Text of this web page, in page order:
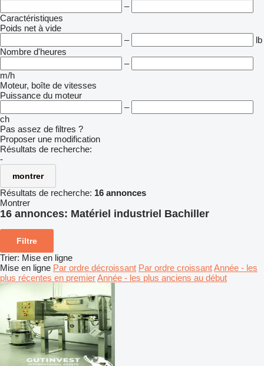
–
Caractéristiques
Poids net à vide
–
lb
Nombre d'heures
–
m/h
Moteur, boîte de vitesses
Puissance du moteur
–
ch
Pas assez de filtres ?
Proposer une modification
Résultats de recherche:
-
montrer
Résultats de recherche: 16 annonces
Montrer
16 annonces: Matériel industriel Bachiller
Filtre
Trier: Mise en ligne
Mise en ligne Par ordre décroissant Par ordre croissantAnnée - les
plus récentes en premierAnnée - les plus anciens au début